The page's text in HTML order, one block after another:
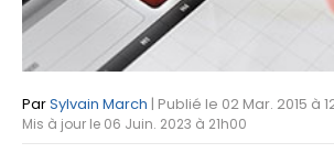
ParSylvain March | Publié le 02 Mar. 2015 à
Mis à jour le 06 Juin. 2023 à 21h00